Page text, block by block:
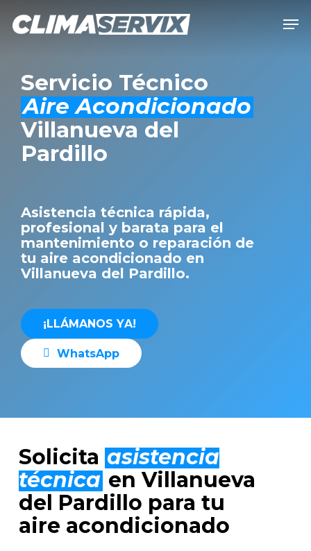
content
Servicio Técnico
Aire Acondicionado
Villanueva del
Pardillo
Asistencia técnica rápida,
profesional y barata para el
mantenimiento o reparación de
tu aire acondicionado en
Villanueva del Pardillo.
¡LLÁMANOS YA!
WhatsApp
Solicita asistencia
técnica en Villanueva
del Pardillo para tu
aire acondicionado